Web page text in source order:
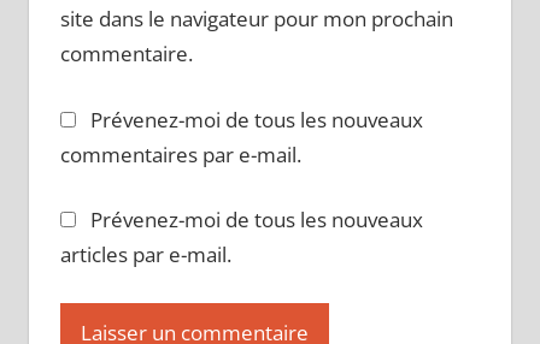
site dans le navigateur pour mon prochain
commentaire.
Prévenez-moi de tous les nouveaux
commentaires par e-mail.
Prévenez-moi de tous les nouveaux
articles par e-mail.